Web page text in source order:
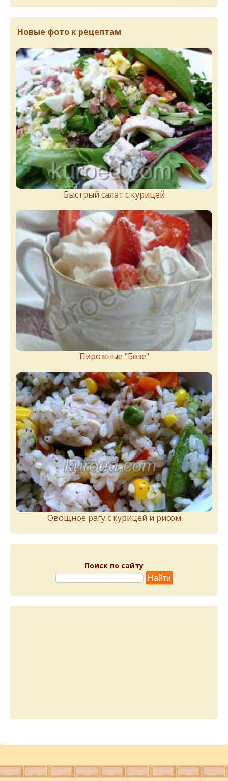
Новые фото к рецептам
Быстрый салат с курицей
Пирожныe "Бeзe"
Овощное рагу с курицей и рисом
Поиск по сайту